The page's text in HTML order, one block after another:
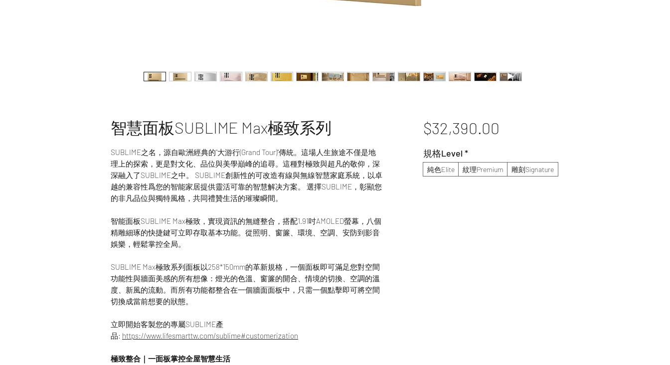
智慧面板SUBLIME Max極致系列
SUBLIME之名，源自歐洲經典的"大游行(Grand Tour)"傳統。這場人生旅途不僅是地
理上的探索，更是對文化、品位與美學巔峰的追尋。這種對極致與超凡的敬仰，深
深融入了SUBLIME之中。 SUBLIME創新性的可改造有線與無線智慧家庭系統，以卓
越的兼容性爲您的智能家居提供靈活可靠的智慧解决方案。 選擇SUBLIME，彰顯您
的非凡品位與獨特風格，共同禮贊生活的璀璨瞬間。
智能面板SUBLIME Max極致，實現資訊的無縫整合，搭配1.91吋AMOLED螢幕，八個
精雕細琢的快捷鍵可立即存取基本功能。從照明、窗簾、環境、空調、安防到影音
娛樂，輕鬆掌控全局。
SUBLIME Max極致系列面板以258*150mm的革新規格，一個面板即可滿足您對空間
功能性與牆面美感的所有想像：燈光的色溫、窗簾的開合、情境的切換、空調的溫
度、新風的流動。而所有功能都整合在一個牆面面板中，只需一個點擊即可將空間
切換成當前想要的狀態。
立即開始客製您的專屬SUBLIME產
品: https://www.lifesmarttw.com/sublime#customerization
極致整合｜一面板掌控全屋智慧生活
$32,390.00
規格Level *
純色Elite 紋理Premium 雕刻Signature